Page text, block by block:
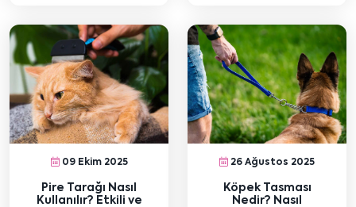
09 Ekim 2025
Pire Tarağı Nasıl
Kullanılır? Etkili ve
26 Ağustos 2025
Köpek Tasması
Nedir? Nasıl